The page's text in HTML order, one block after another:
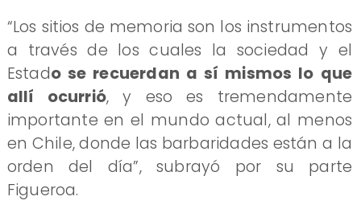
“Los sitios de memoria son los instrumentos
a través de los cuales la sociedad y el
Estado se recuerdan a sí mismos lo que
allí ocurrió, y eso es tremendamente
importante en el mundo actual, al menos
en Chile, donde las barbaridades están a la
orden del día”, subrayó por su parte
Figueroa.